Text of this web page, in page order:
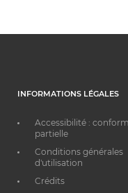
INFORMATIONS LÉGALES
Accessibilité :
partielle
Conditions générales
d'utilisation
Crédits